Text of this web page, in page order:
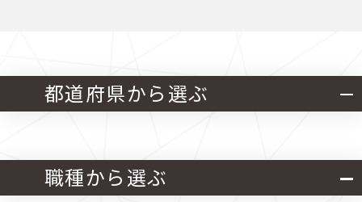
都道府県から選ぶ
北海道・東北 関東
職種から選ぶ